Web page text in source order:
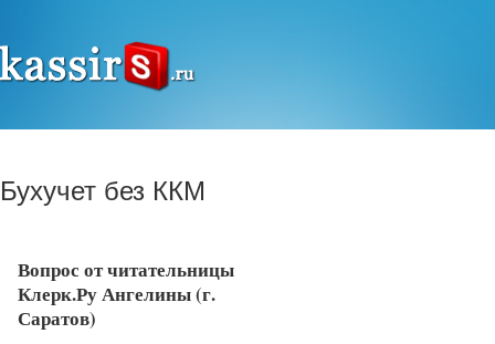
Бухучет без ККМ
Вопрос от читательницы
Клерк.Ру Ангелины (г.
Саратов)